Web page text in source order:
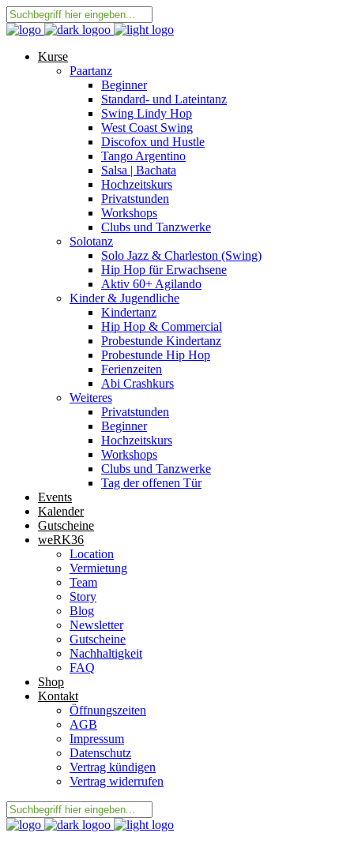
Kurse
Paartanz
Beginner
Standard- und Lateintanz
Swing Lindy Hop
West Coast Swing
Discofox und Hustle
Tango Argentino
Salsa | Bachata
Hochzeitskurs
Privatstunden
Workshops
Clubs und Tanzwerke
Solotanz
Solo Jazz & Charleston (Swing)
Hip Hop für Erwachsene
Aktiv 60+ Agilando
Kinder & Jugendliche
Kindertanz
Hip Hop & Commercial
Probestunde Kindertanz
Probestunde Hip Hop
Ferienzeiten
Abi Crashkurs
Weiteres
Privatstunden
Beginner
Hochzeitskurs
Workshops
Clubs und Tanzwerke
Tag der offenen Tür
Events
Kalender
Gutscheine
weRK36
Location
Vermietung
Team
Story
Blog
Newsletter
Gutscheine
Nachhaltigkeit
FAQ
Shop
Kontakt
Öffnungszeiten
AGB
Impressum
Datenschutz
Vertrag kündigen
Vertrag widerrufen